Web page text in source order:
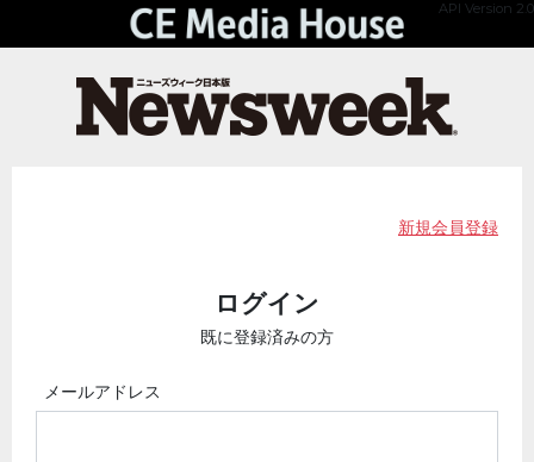
API Version 2.0
新規会員登録
ログイン
既に登録済みの方
メールアドレス